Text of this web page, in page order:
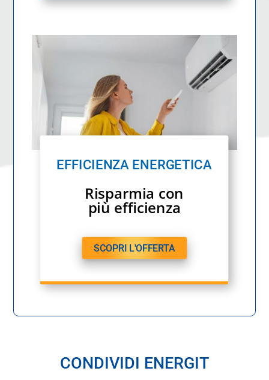
EFFICIENZA ENERGETICA
Risparmia con
più efficienza
SCOPRI L'OFFERTA
CONDIVIDI ENERGIT